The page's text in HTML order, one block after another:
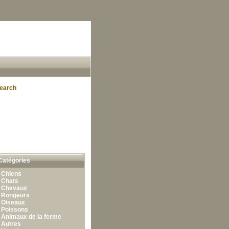
Chiens
Chats
Chevaux
Rongeurs
Oiseaux
Poissons
Animaux de la ferme
Autres